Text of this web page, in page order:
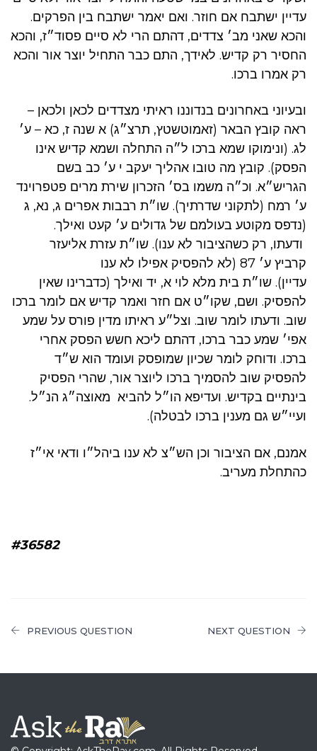
עדיין ישתבח אם חוזר. ואם יאמר ישתבח בין הפרקים.
והכא שאני מב׳ צדדים, דהתם הרי לא סיים פסוד״ז, והכא
החסיר רק קדיש. לאידך, התם כבר התחיל יוצר אור והכא
רק אמרו ברכו.
ובעיוני באחרונים בנדוננו ראיתי מצדדים לכאן ולכאן –
ראה קובץ הבאר (זאמוטשטץ, תרצ״ג) א שנה ז, כא – ע׳
לג. (ונימוקו שמא ברכו ל״ה התחלה ושמא קדיש אינו
הפסק). קובץ מה טובו אהליך יעקב י ע׳ כב בשם
הגריש״א. וכ״ה משמו בס׳ הזכרון שירת מרים פטפרוינד
ע׳ רמח (לתקוני שדרתיך). שו״ת רבבות אפרים ג, נא, ג
(נדפס מקוטע בעולמם של גדולים ע׳ קעט ואילך.
ודעתו, רק כשהציבור לא ענו). שו״ת עזרת אליעזר
קרביץ ע׳ 87 (לא להפסיק אפילו לא ענו
עדיין). שו״ת בית מלא לוי א, יד ואילך (כדברינו שאין
להפסיק. ושם, שקו״ט אם חזר ואמר קדיש אם לומר ברכו
שוב. ודעתו לומר שוב. וצל״ע ראיתו מדין פורס על שמע
אפי׳ שמע כבר ברכו, דהתם ליכא חשש הפסק אחרי
ברכו. ודוחק לומר שכיון שמופסק ועומד הוא ש״ד
להפסיק שוב להסמיך ברכו ליוצר אור, שהרי הפסיק
בינתיים בקדיש. ועדיפא הו״ל להביא מאוצה״ג הנ״ל.
ועיי״ש גם מענין ברכו לבטלה).
אמנם, אם הציבור וכן הש״צ לא ענו ביהל״ו ודאי אי״ז
כהתחלת מעריב.
#36582
PREVIOUS QUESTION NEXT QUESTION